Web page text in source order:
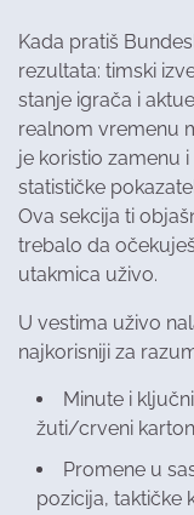
Kada pratiš
rezultata: timski
stanje igrača i
realnom vremenu
je koristio zamenu
statističke
Ova sekcija ti
trebalo da
utakmica uživo.
U vestima uživo
najkorisniji za
Minute i
žuti/crveni
Promene u
pozicija, taktičke